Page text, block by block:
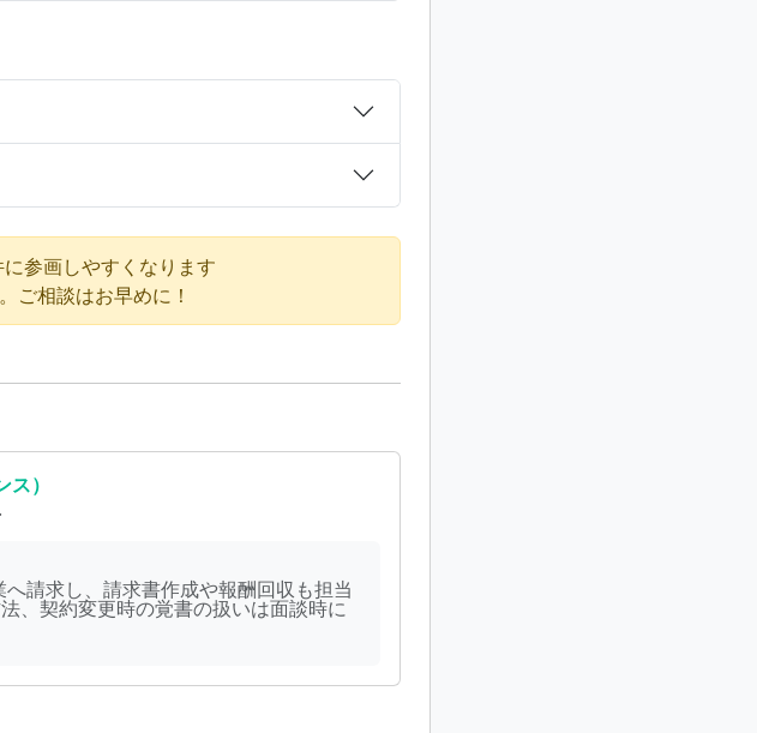
参画しやすくなります
ご相談はお早めに！
）
請求し、請求書作成や報酬回収も担当
、契約変更時の覚書の扱いは面談時に